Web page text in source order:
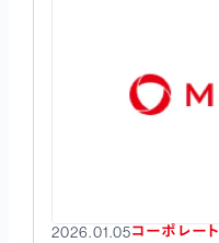
2026.01.05コーポレート